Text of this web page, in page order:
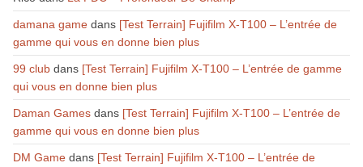
damana gamedans [Test Terrain] Fujifilm X-T100 – L’entrée de
gamme qui vous en donne bien plus
99 clubdans [Test Terrain] Fujifilm X-T100 – L’entrée de gamme
qui vous en donne bien plus
Daman Gamesdans [Test Terrain] Fujifilm X-T100 – L’entrée de
gamme qui vous en donne bien plus
DM Gamedans [Test Terrain] Fujifilm X-T100 – L’entrée de